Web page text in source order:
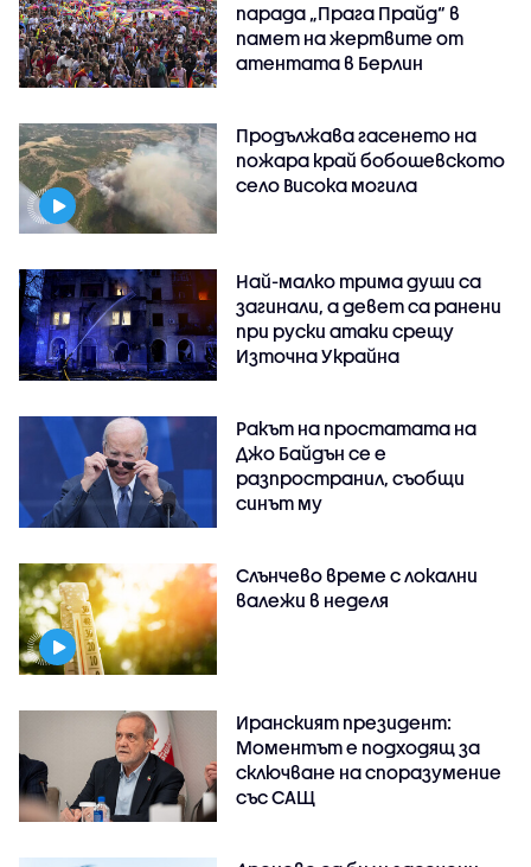
парада „Прага Прайд“ в
памет на жертвите от
атентата в Берлин
Продължава гасенето на
пожара край бобошевското
село Висока могила
Най-малко трима души са
загинали, а девет са ранени
при руски атаки срещу
Източна Украйна
Ракът на простатата на
Джо Байдън се е
разпространил, съобщи
синът му
Слънчево време с локални
валежи в неделя
Иранският президент:
Моментът е подходящ за
сключване на споразумение
със САЩ